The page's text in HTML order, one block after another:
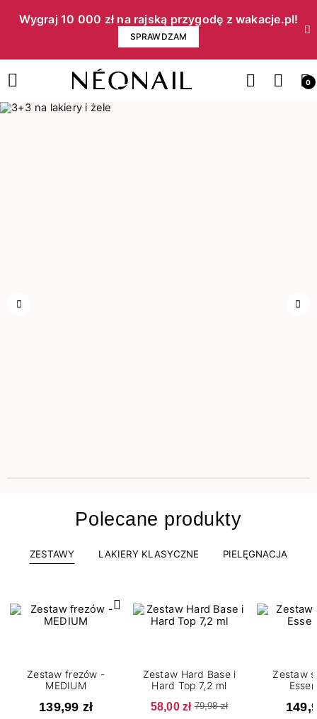
Wygraj 10 000 zł na rajską przygodę z wakacje.pl!​
SPRAWDZAM
0
Polecane produkty
ZESTAWY LAKIERY KLASYCZNE PIELĘGNACJA
Zestaw frezów -
MEDIUM
139,99 zł
Zestaw Hard Base i
Hard Top 7,2 ml
58,00 zł 79,98 zł
Zestaw